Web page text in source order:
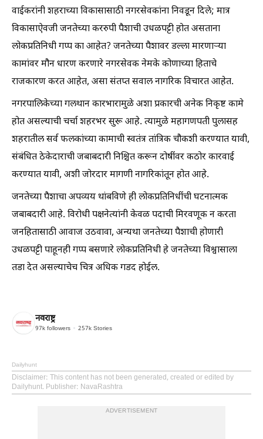
वाईकरांनी शहराच्या विकासासाठी नगरसेवकांना निवडून दिले; मात्र
विकासाऐवजी जनतेच्या कररुपी पैशाची उधळपट्टी होत असताना
लोकप्रतिनिधी गप्प का आहेत? जनतेच्या पैशावर डल्ला मारणाऱ्या
कामांवर मौन धारण करणारे नगरसेवक नेमके कोणाच्या हिताचे
राजकारण करत आहेत, असा संतप्त सवाल नागरिक विचारत आहेत.
नगरपालिकेच्या गलथान कारभारामुळे अशा प्रकारची अनेक निकृष्ट कामे
होत असल्याची चर्चा शहरभर सुरू आहे. त्यामुळे महागणपती पुलासह
शहरातील सर्व फलकांच्या कामाची स्वतंत्र तांत्रिक चौकशी करण्यात यावी,
संबंधित ठेकेदाराची जबाबदारी निश्चित करून दोषींवर कठोर कारवाई
करण्यात यावी, अशी जोरदार मागणी नागरिकांतून होत आहे.
जनतेच्या पैशाचा अपव्यय थांबविणे ही लोकप्रतिनिधींची घटनात्मक
जबाबदारी आहे. विरोधी पक्षनेत्यांनी केवळ पदाची मिरवणूक न करता
जनहितासाठी आवाज उठवावा, अन्यथा जनतेच्या पैशाची होणारी
उधळपट्टी पाहूनही गप्प बसणारे लोकप्रतिनिधी हे जनतेच्या विश्वासाला
तडा देत असल्याचेच चित्र अधिक गडद होईल.
नवराष्ट्र
97k followers 257k Stories
Dailyhunt
Disclaimer: This content has not been generated, created or edited by
Dailyhunt. Publisher: NavaRashtra
ADVERTISEMENT